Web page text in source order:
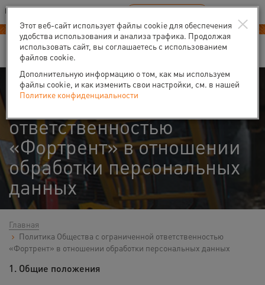
Ваш город:Пермь
В Вашем регионе нет наших офисов RU EN
Политика Общества с
ограниченной
ответственностью
«Фортрент» в отношении
обработки персональных
данных
Главная
Политика Общества с ограниченной ответственностью
«Фортрент» в отношении обработки персональных данных
1. Общие положения
×
Этот веб-сайт использует файлы cookie для обеспечения
удобства использования и анализа трафика. Продолжая
использовать сайт, вы соглашаетесь с использованием
файлов cookie.
Дополнительную информацию о том, как мы используем
файлы cookie, и как изменить свои настройки, см. в нашей
Политике конфиденциальности